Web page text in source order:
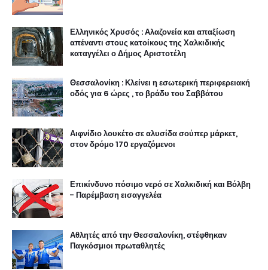
Ελληνικός Χρυσός : Αλαζονεία και απαξίωση
απέναντι στους κατοίκους της Χαλκιδικής
καταγγέλει ο Δήμος Αριστοτέλη
Θεσσαλονίκη : Κλείνει η εσωτερική περιφερειακή
οδός για 6 ώρες , το βράδυ του Σαββάτου
Αιφνίδιο λουκέτο σε αλυσίδα σούπερ μάρκετ,
στον δρόμο 170 εργαζόμενοι
Επικίνδυνο πόσιμο νερό σε Χαλκιδική και Βόλβη
- Παρέμβαση εισαγγελέα
Αθλητές από την Θεσσαλονίκη, στέφθηκαν
Παγκόσμιοι πρωταθλητές